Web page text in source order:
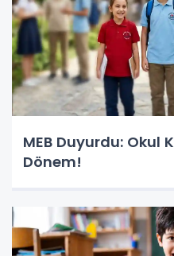
MEB Duyurdu: Okul
Dönem!